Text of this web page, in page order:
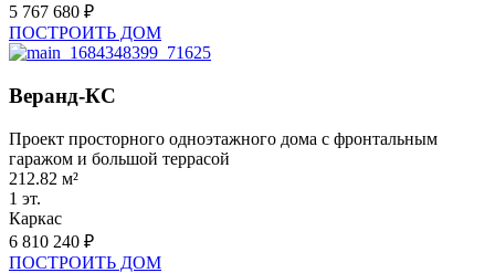
5 767 680 ₽
ПОСТРОИТЬ ДОМ
Веранд-КС
Проект просторного одноэтажного дома с фронтальным
гаражом и большой террасой
212.82 м²
1 эт.
Каркас
6 810 240 ₽
ПОСТРОИТЬ ДОМ